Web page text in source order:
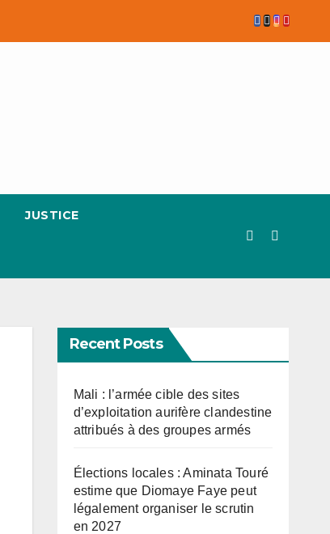
JUSTICE
Recent Posts
Mali : l’armée cible des sites
d’exploitation aurifère clandestine
attribués à des groupes armés
Élections locales : Aminata Touré
estime que Diomaye Faye peut
légalement organiser le scrutin
en 2027